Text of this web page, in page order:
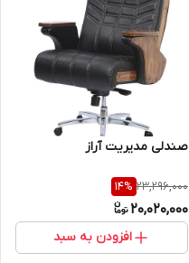
صندلی مدیریت آراز
23,296,000
14%
20,020,000
افزودن به سبد